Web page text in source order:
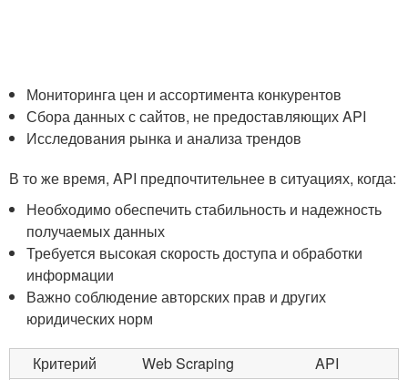
Мониторинга ​цен и ассортимента конкурентов
Сбора данных с сайтов, не предоставляющих API
Исследования рынка и анализа‍ трендов
В то⁤ же​ время, API предпочтительнее в ситуациях, ‍когда:
Необходимо‌ обеспечить стабильность и надежность
⁤получаемых данных
Требуется‌ высокая скорость доступа и обработки
информации
Важно ⁤соблюдение авторских прав и других
юридических норм
Критерий Web ‍Scraping API